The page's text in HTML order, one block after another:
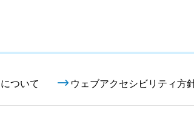
ついて ウェブアクセシビリティ方